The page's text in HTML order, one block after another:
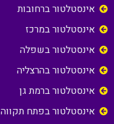
אינסטלטור ברחובות
אינסטלטור במרכז
אינסטלטור בשפלה
אינסטלטור בהרצליה
אינסטלטור ברמת גן
אינסטלטור בפתח תקווה